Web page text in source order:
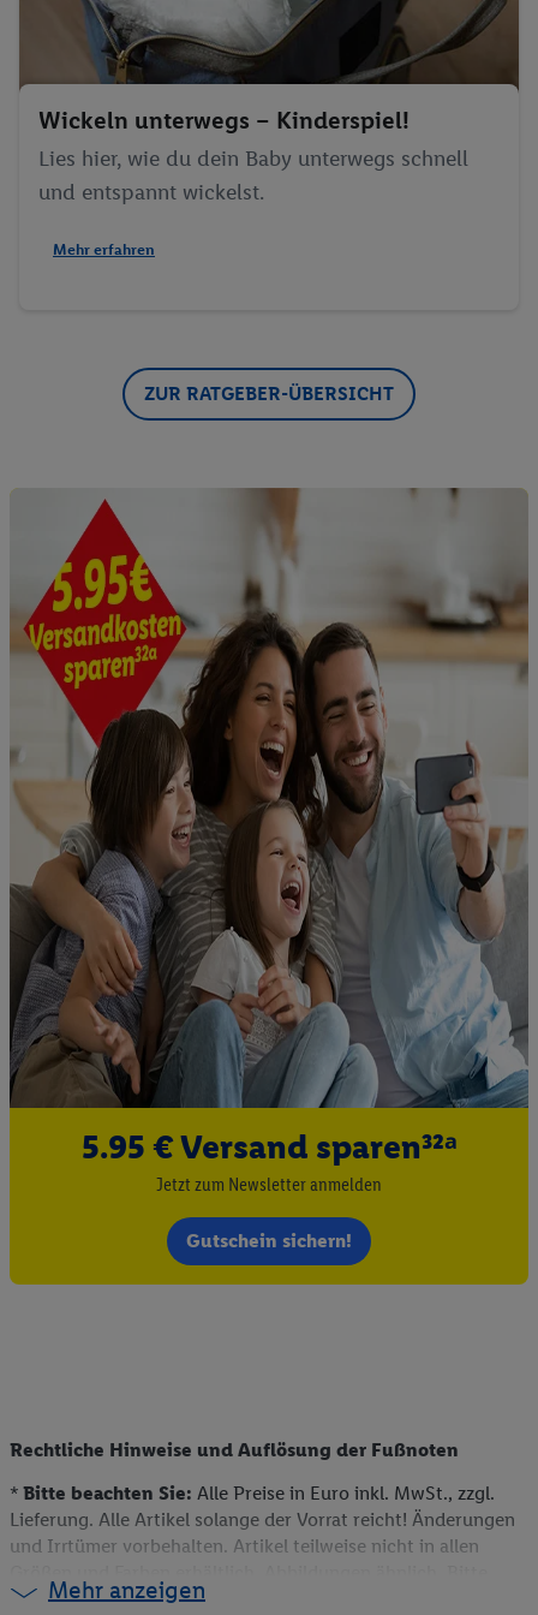
Wickeln unterwegs – Kinderspiel!
Lies hier, wie du dein Baby unterwegs schnell
und entspannt wickelst.
Mehr erfahren
ZUR RATGEBER-ÜBERSICHT
5.95 € Versand sparen³²ᵃ
Jetzt zum Newsletter anmelden
Gutschein sichern!
Rechtliche Hinweise und Auflösung der Fußnoten
* Bitte beachten Sie: Alle Preise in Euro inkl. MwSt., zzgl.
Lieferung. Alle Artikel solange der Vorrat reicht! Änderungen
und Irrtümer vorbehalten. Artikel teilweise nicht in allen
beachten Sie, dass wir nur Bestellungen von Kunden mit einer
Mehr anzeigen
von Daten aus verschiedenen Quellen. Verwendung
reduzierter Daten zur Auswahl von Werbeanzeigen.
Messung der Werbeleistung. Verwendung von Profilen
Liste der Partner (Lieferanten)